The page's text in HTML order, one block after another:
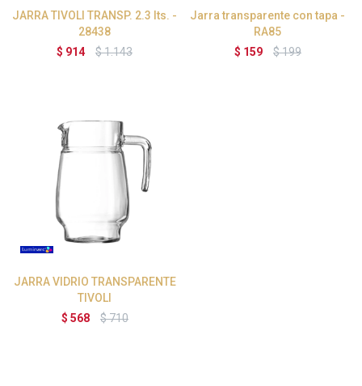
JARRA TIVOLI TRANSP. 2.3 lts. -
28438
$ 914 $1.143
Jarra transparente con tapa -
RA85
$ 159 $199
JARRA VIDRIO TRANSPARENTE
TIVOLI
$ 568 $710